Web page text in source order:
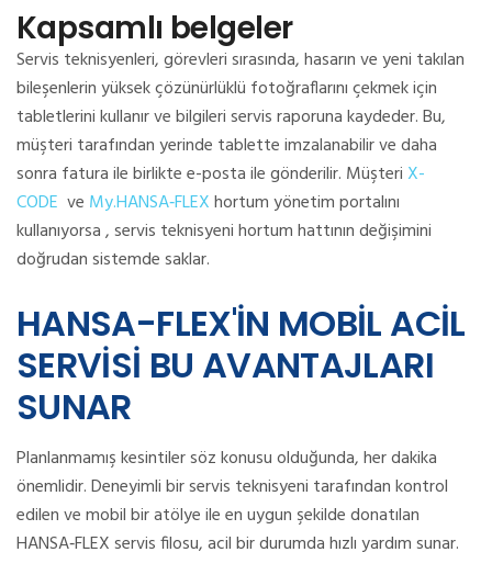
Kapsamlı belgeler
Servis teknisyenleri, görevleri sırasında, hasarın ve yeni takılan
bileşenlerin yüksek çözünürlüklü fotoğraflarını çekmek için
tabletlerini kullanır ve bilgileri servis raporuna kaydeder.Bu,
müşteri tarafından yerinde tablette imzalanabilir ve daha
sonra fatura ile birlikte e-posta ile gönderilir. Müşteri X-
CODE ve My.HANSA‑FLEXhortum yönetim portalını
kullanıyorsa , servis teknisyeni hortum hattının değişimini
doğrudan sistemde saklar.
HANSA-FLEX'İN MOBİL ACİL
SERVİSİ BU AVANTAJLARI
SUNAR
Planlanmamış kesintiler söz konusu olduğunda, her dakika
önemlidir.Deneyimli bir servis teknisyeni tarafından kontrol
edilen ve mobil bir atölye ile en uygun şekilde donatılan
HANSA‑FLEX servis filosu, acil bir durumda hızlı yardım sunar.